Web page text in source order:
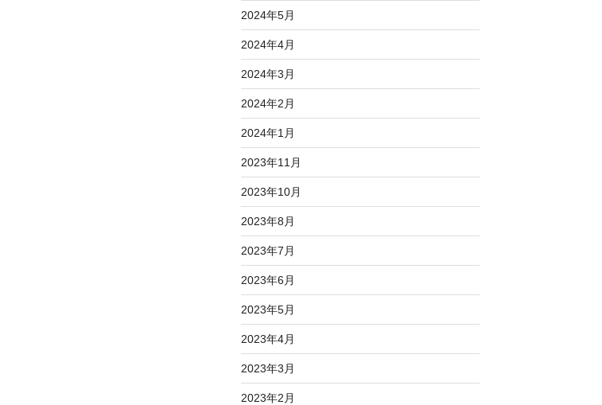
2024年5月
2024年4月
2024年3月
2024年2月
2024年1月
2023年11月
2023年10月
2023年8月
2023年7月
2023年6月
2023年5月
2023年4月
2023年3月
2023年2月